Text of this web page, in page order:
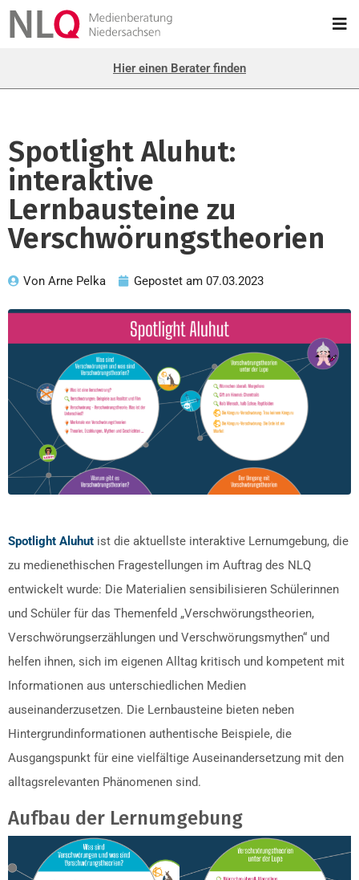
Hier einen Berater finden
Spotlight Aluhut:
interaktive
Lernbausteine zu
Verschwörungstheorien
Von Arne Pelka Gepostet am 07.03.2023
Spotlight Aluhut ist die aktuellste interaktive Lernumgebung, die
zu medienethischen Fragestellungen im Auftrag des NLQ
entwickelt wurde: Die Materialien sensibilisieren Schülerinnen
und Schüler für das Themenfeld „Verschwörungstheorien,
Verschwörungserzählungen und Verschwörungsmythen“ und
helfen ihnen, sich im eigenen Alltag kritisch und kompetent mit
Informationen aus unterschiedlichen Medien
auseinanderzusetzen. Die Lernbausteine bieten neben
Hintergrundinformationen authentische Beispiele, die
Ausgangspunkt für eine vielfältige Auseinandersetzung mit den
alltagsrelevanten Phänomenen sind.
Aufbau der Lernumgebung